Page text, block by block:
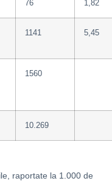
76 1,82
1141 5,45
1560
10.269
raportate la 1.000 de